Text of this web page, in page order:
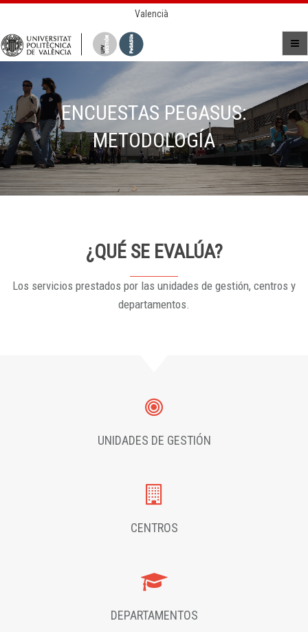
Valencià
ENCUESTAS PEGASUS:
METODOLOGÍA
¿QUÉ SE EVALÚA?
Los servicios prestados por las unidades de gestión, centros y
departamentos.
UNIDADES DE GESTIÓN
CENTROS
DEPARTAMENTOS